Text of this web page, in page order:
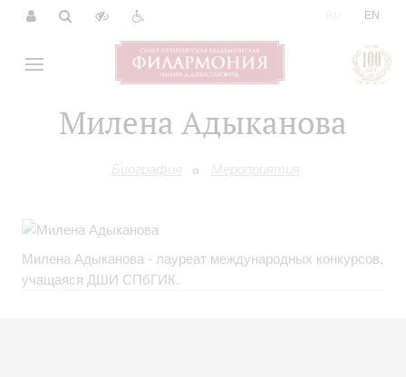
EN
Милена Адыканова
Биография Мероприятия
Милена Адыканова - лауреат международных конкурсов,
учащаяся ДШИ СПбГИК.